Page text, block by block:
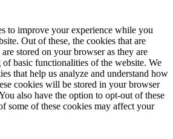
to improve your experience while you
Out of these, the cookies that are
are stored on your browser as they are
basic functionalities of the website. We
that help us analyze and understand how
cookies will be stored in your browser
also have the option to opt-out of these
some of these cookies may affect your